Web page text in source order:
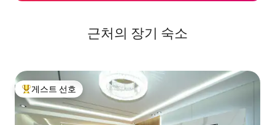
근처의 장기 숙소
상위 게스트 선호
게스트 선호